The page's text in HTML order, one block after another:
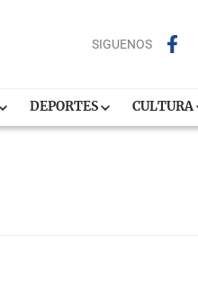
SIGUENOS
DEPORTES CULTURA